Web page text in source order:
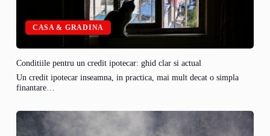
CASA & GRADINA
Conditiile pentru un credit ipotecar: ghid clar si actual
Un credit ipotecar inseamna, in practica, mai mult decat o simpla
finantare…